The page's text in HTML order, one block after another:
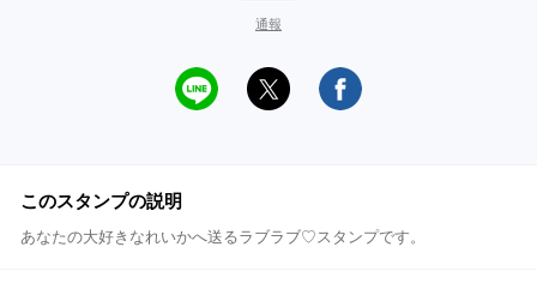
通報
このスタンプの説明
あなたの大好きなれいかへ送るラブラブ♡スタンプです。